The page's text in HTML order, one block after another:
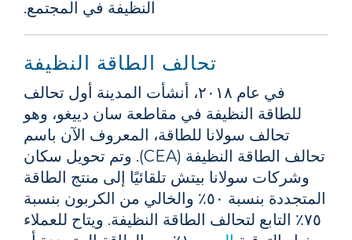
النظيفة في المجتمع.
تحالف الطاقة النظيفة
في عام ٢٠١٨، أنشأت المدينة أول تحالف
للطاقة النظيفة في مقاطعة سان دييغو، وهو
تحالف سولانا للطاقة، المعروف الآن باسم
تحالف الطاقة النظيفة (CEA). وتم تحويل سكان
وشركات سولانا بيتش تلقائيًا إلى منتج الطاقة
المتجددة بنسبة ٥٠٪ والخالي من الكربون بنسبة
٧٥٪ التابع لتحالف الطاقة النظيفة. ويتاح للعملاء